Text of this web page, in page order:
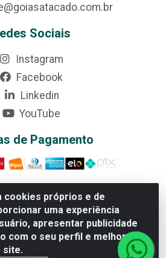
cookies próprios e de
uma experiência
apresentar publicidade
com o seu perfil e melhorar a
site.
Sociais
Instagram
Facebook
Linkedin
YouTube
de Pagamento
Universitária, nº 3860, Jardim das
Anápolis/GO - CEP 75070-415 -
07.728.073/0002-24